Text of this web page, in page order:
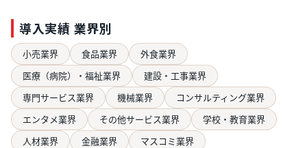
導入実績 業界別
小売業界 食品業界
外食業界
医療（病院）・福祉業界
建設・工事業界
専門サービス業界
機械業界
コンサルティング業界
エンタメ業界
その他サービス業界
学校・教育業界
人材業界
金融業界
マスコミ業界